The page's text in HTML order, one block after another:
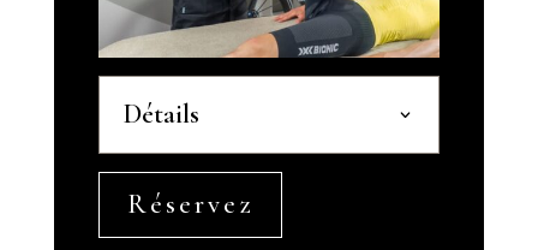
Détails
Réservez